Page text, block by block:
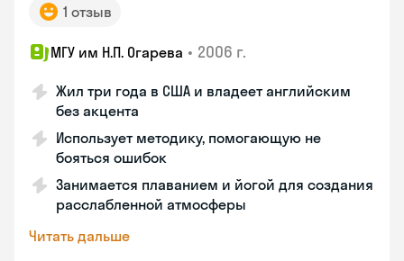
1 отзыв
МГУ им Н.П. Огарева • 2006 г.
Жил три года в США и владеет английским
без акцента
Использует методику, помогающую не
бояться ошибок
Занимается плаванием и йогой для создания
расслабленной атмосферы
Читать дальше